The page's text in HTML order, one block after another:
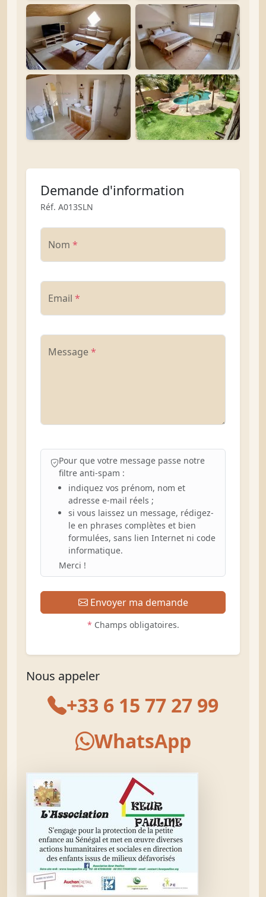
Demande d'information
Réf. A013SLN
Nom *
Email *
Message*
Pour que votre message passe notre
filtre anti-spam :
indiquez vos prénom, nom et
adresse e-mail réels ;
si vous laissez un message, rédigez-
le en phrases complètes et bien
formulées, sans lien Internet ni code
informatique.
Merci !
Envoyer ma demande
* Champs obligatoires.
Nous appeler
+33 6 15 77 27 99
WhatsApp